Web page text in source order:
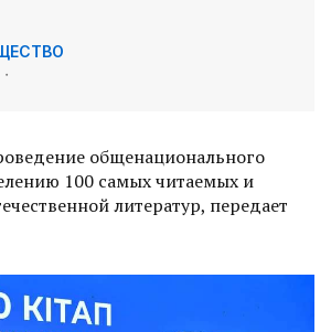
общенационального
100 самых читаемых и
литератур, передает